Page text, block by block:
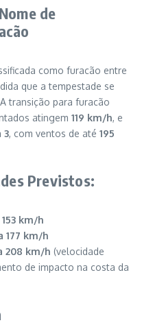
de
como furacão entre
que a tempestade se
transição para furacão
atingem 119 km/h, e
3, com ventos de até 195
Previstos:
153 km/h
177 km/h
208 km/h (velocidade
de impacto na costa da